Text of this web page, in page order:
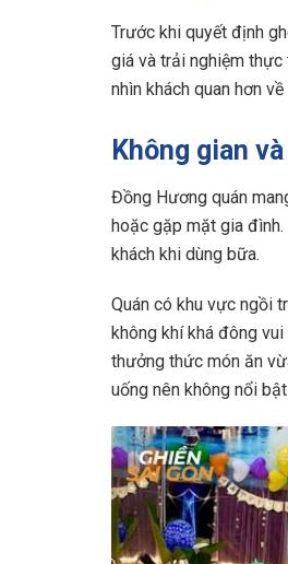
Trước khi quyết định
giá và trải nghiệm
nhìn khách quan hơn
Không gian
Đồng Hương quán
hoặc gặp mặt gia
khách khi dùng bữa.
Quán có khu vực ngồi
không khí khá đông
thưởng thức món ăn
uống nên không nổi